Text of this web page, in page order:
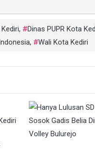
, Dinas PUPR Kota
, Wali Kota Kediri